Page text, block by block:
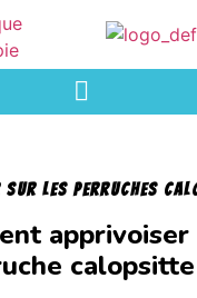
sur les perruches
apprivoiser